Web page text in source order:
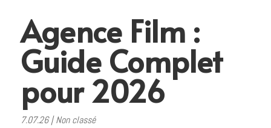
Agence Film :
Guide Complet
pour 2026
7.07.26|Non classé